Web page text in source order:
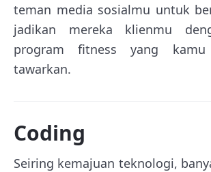
teman media sosialmu untuk
jadikan mereka klienmu
program fitness yang
tawarkan.
Coding
Seiring kemajuan teknologi,